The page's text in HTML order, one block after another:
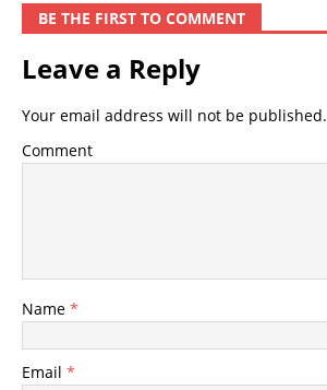
BE THE FIRST TO COMMENT
Leave a Reply
Your email address will not be published.
Comment
Name *
Email *